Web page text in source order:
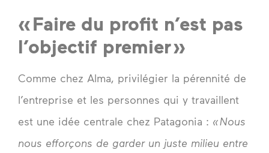
« Faire du profit n’est pas
l’objectif premier »
Comme chez Alma, privilégier la pérennité de
l’entreprise et les personnes qui y travaillent
est une idée centrale chez Patagonia : « Nous
nous efforçons de garder un juste milieu entre